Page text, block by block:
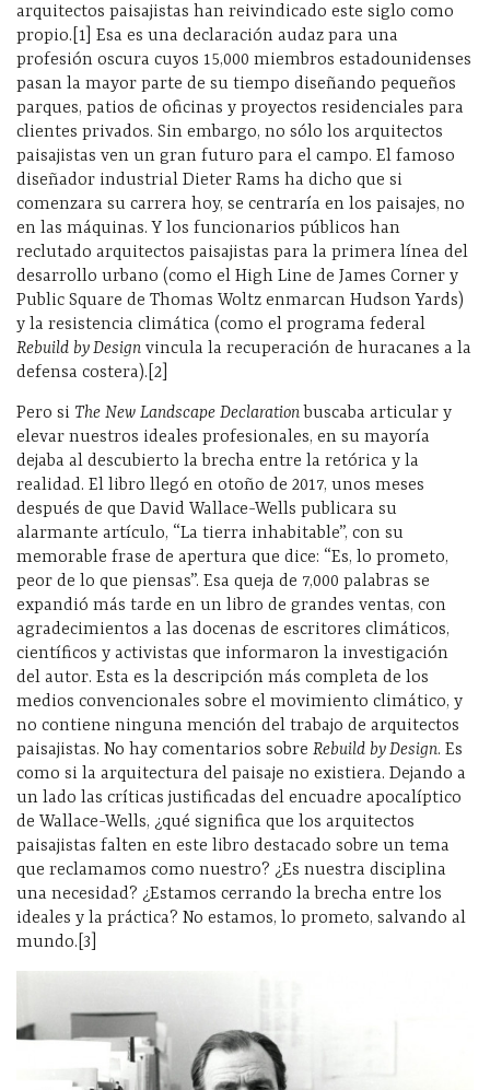
arquitectos paisajistas han reivindicado este siglo como
propio.[1] Esa es una declaración audaz para una
profesión oscura cuyos 15,000 miembros estadounidenses
pasan la mayor parte de su tiempo diseñando pequeños
parques, patios de oficinas y proyectos residenciales para
clientes privados. Sin embargo, no sólo los arquitectos
paisajistas ven un gran futuro para el campo. El famoso
diseñador industrial Dieter Rams ha dicho que si
comenzara su carrera hoy, se centraría en los paisajes, no
en las máquinas. Y los funcionarios públicos han
reclutado arquitectos paisajistas para la primera línea del
desarrollo urbano (como el High Line de James Corner y
Public Square de Thomas Woltz enmarcan Hudson Yards)
y la resistencia climática (como el programa federal
Rebuild by Design vincula la recuperación de huracanes a la
defensa costera).[2]
Pero si The New Landscape Declaration buscaba articular y
elevar nuestros ideales profesionales, en su mayoría
dejaba al descubierto la brecha entre la retórica y la
realidad. El libro llegó en otoño de 2017, unos meses
después de que David Wallace-Wells publicara su
alarmante artículo, “La tierra inhabitable”, con su
memorable frase de apertura que dice: “Es, lo prometo,
peor de lo que piensas”. Esa queja de 7,000 palabras se
expandió más tarde en un libro de grandes ventas, con
agradecimientos a las docenas de escritores climáticos,
científicos y activistas que informaron la investigación
del autor. Esta es la descripción más completa de los
medios convencionales sobre el movimiento climático, y
no contiene ninguna mención del trabajo de arquitectos
paisajistas. No hay comentarios sobre Rebuild by Design. Es
como si la arquitectura del paisaje no existiera. Dejando a
un lado las críticas justificadas del encuadre apocalíptico
de Wallace-Wells, ¿qué significa que los arquitectos
paisajistas falten en este libro destacado sobre un tema
que reclamamos como nuestro? ¿Es nuestra disciplina
una necesidad? ¿Estamos cerrando la brecha entre los
ideales y la práctica? No estamos, lo prometo, salvando al
mundo.[3]